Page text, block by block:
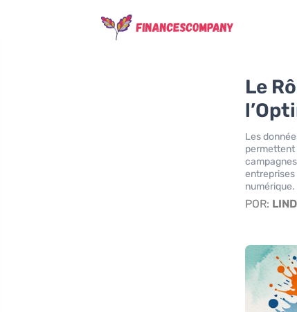
Le
Les
permettent
numérique.
POR: